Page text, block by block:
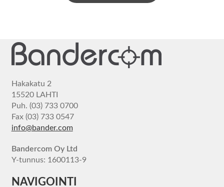
Hakakatu 2
15520 LAHTI
Puh. (03) 733 0700
Fax (03) 733 0547
info@bander.com
Bandercom Oy Ltd
Y-tunnus: 1600113-9
NAVIGOINTI